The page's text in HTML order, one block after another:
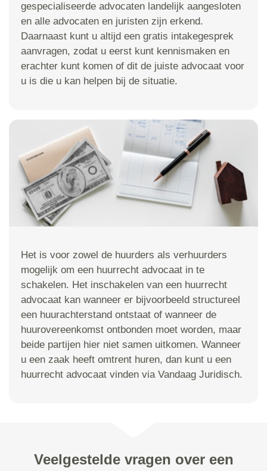
gespecialiseerde advocaten landelijk aangesloten
en alle advocaten en juristen zijn erkend.
Daarnaast kunt u altijd een gratis intakegesprek
aanvragen, zodat u eerst kunt kennismaken en
erachter kunt komen of dit de juiste advocaat voor
u is die u kan helpen bij de situatie.
Het is voor zowel de huurders als verhuurders
mogelijk om een huurrecht advocaat in te
schakelen. Het inschakelen van een huurrecht
advocaat kan wanneer er bijvoorbeeld structureel
een huurachterstand ontstaat of wanneer de
huurovereenkomst ontbonden moet worden, maar
beide partijen hier niet samen uitkomen. Wanneer
u een zaak heeft omtrent huren, dan kunt u een
huurrecht advocaat vinden via Vandaag Juridisch.
Veelgestelde vragen over een